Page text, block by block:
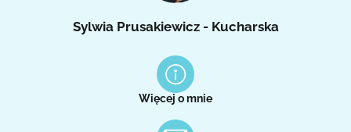
Sylwia Prusakiewicz - Kucharska
Więcej o mnie